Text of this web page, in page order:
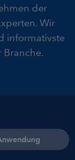
der
Wir
informativste
Branche.